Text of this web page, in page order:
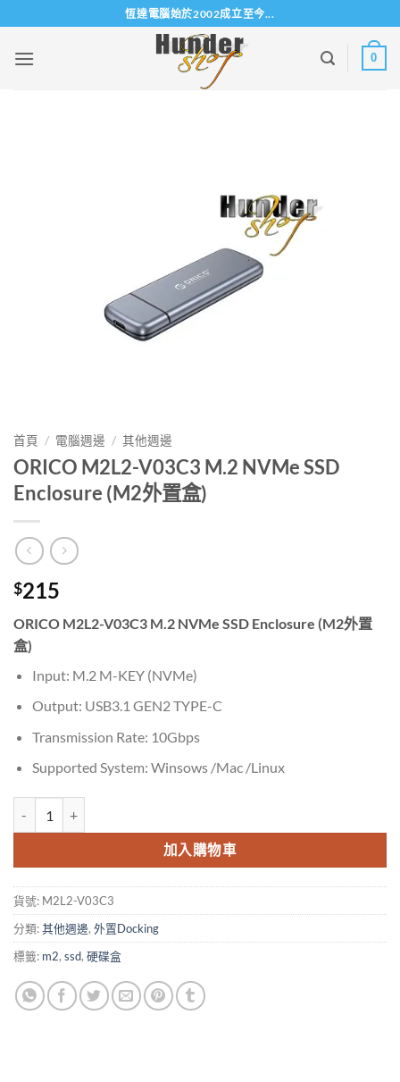
to
content
恆達電腦始於2002成立至今...
0
首頁 / 電腦週邊 / 其他週邊
ORICO M2L2-V03C3 M.2 NVMe SSD
Enclosure (M2外置盒)
$215
ORICO M2L2-V03C3 M.2 NVMe SSD Enclosure (M2外置
盒)
Input: M.2 M-KEY (NVMe)
Output: USB3.1 GEN2 TYPE-C
Transmission Rate: 10Gbps
Supported System: Winsows /Mac /Linux
加入購物車
貨號: M2L2-V03C3
分類:其他週邊, 外置Docking
標籤: m2, ssd, 硬碟盒